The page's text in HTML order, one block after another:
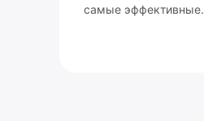
самые эффективные.